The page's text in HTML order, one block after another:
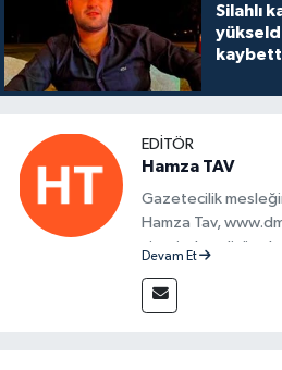
Silahlı
EDITÖR
Hamza TAV
Gazetecilik
Hamza Tav,
sitesinde editör
Devam Et